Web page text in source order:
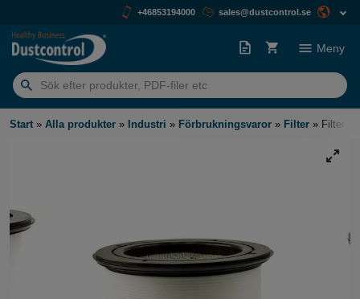
+46853194000 sales@dustcontrol.se
Sök
efter:
Meny
Start » Alla produkter » Industri » Förbrukningsvaror » Filter » Filter –